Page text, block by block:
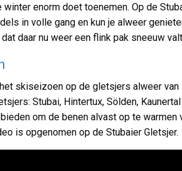
winter enorm doet toenemen. Op de
in volle gang en kun je alweer
daar nu weer een flink pak sneeuw
skiseizoen op de gletsjers alweer van
Stubai, Hintertux, Sölden,
om de benen alvast op te warmen
is opgenomen op de Stubaier Gletsjer.